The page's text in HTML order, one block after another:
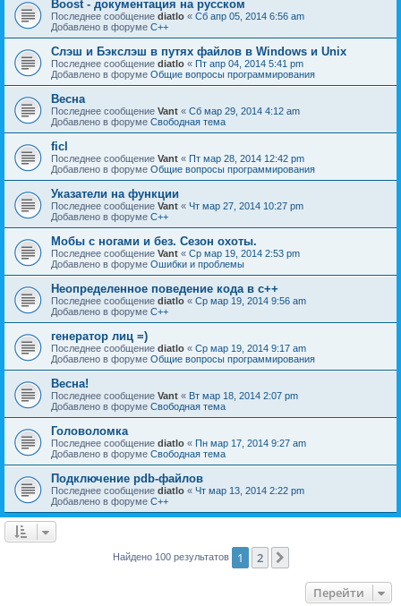
Boost - документация на русском
Последнее сообщение diatlo « Сб апр 05, 2014 6:56 am
Добавлено в форуме C++
Слэш и Бэкслэш в путях файлов в Windows и Unix
Последнее сообщение diatlo « Пт апр 04, 2014 5:41 pm
Добавлено в форуме Общие вопросы программирования
Весна
Последнее сообщение Vant « Сб мар 29, 2014 4:12 am
Добавлено в форуме Свободная тема
ficl
Последнее сообщение Vant « Пт мар 28, 2014 12:42 pm
Добавлено в форуме Общие вопросы программирования
Указатели на функции
Последнее сообщение Vant « Чт мар 27, 2014 10:27 pm
Добавлено в форуме C++
Мобы с ногами и без. Сезон охоты.
Последнее сообщение Vant « Ср мар 19, 2014 2:53 pm
Добавлено в форуме Ошибки и проблемы
Неопределенное поведение кода в c++
Последнее сообщение diatlo « Ср мар 19, 2014 9:56 am
Добавлено в форуме C++
генератор лиц =)
Последнее сообщение diatlo « Ср мар 19, 2014 9:17 am
Добавлено в форуме Общие вопросы программирования
Весна!
Последнее сообщение Vant « Вт мар 18, 2014 2:07 pm
Добавлено в форуме Свободная тема
Головоломка
Последнее сообщение diatlo « Пн мар 17, 2014 9:27 am
Добавлено в форуме Свободная тема
Подключение pdb-файлов
Последнее сообщение diatlo « Чт мар 13, 2014 2:22 pm
Добавлено в форуме C++
Найдено 100 результатов 1 2
Перейти